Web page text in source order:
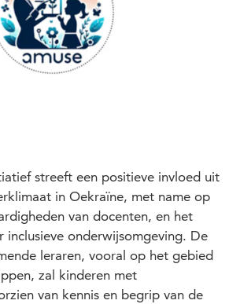
streeft een positieve invloed uit
in Oekraïne, met name op
van docenten, en het
inclusieve onderwijsomgeving. De
leraren, vooral op het gebied
zal kinderen met
van kennis en begrip van de